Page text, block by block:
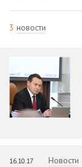
3 новости
16.10.17 Новости